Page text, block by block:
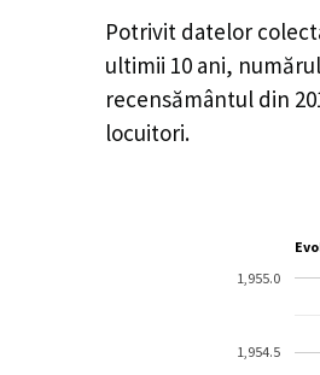
Potrivit datelor
ultimii 10 ani,
recensământul din
locuitori.
1,954.5
1,955.0